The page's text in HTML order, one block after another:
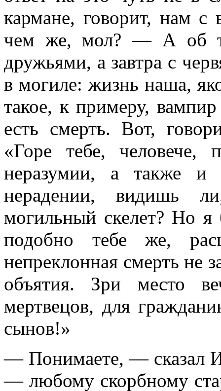
кармане, говорит, нам
чем же, мол? — А об
дружьями, а завтра с
в могиле: жизнь наша,
такое, к примеру,
есть смерть. Вот,
«Горе тебе,
неразумии, а также и
нерадении, видишь
могильный скелет? Но я
подобно тебе же,
непреклонная смерть не
объятия. Зри место
мертвецов, для
сынов!»
— Понимаете, — сказал
— любому скорбному